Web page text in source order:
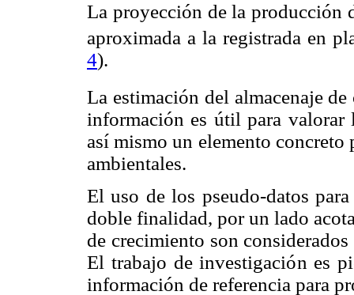
La proyección de la producción
aproximada a la registrada en
4).
La estimación del almacenaje
información es útil para valorar
así mismo un elemento
ambientales.
El uso de los pseudo-datos
doble finalidad, por un lado
de crecimiento son
El trabajo de investigación es
información de referencia para